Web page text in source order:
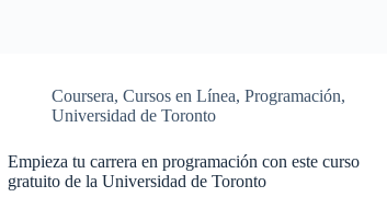
Coursera,Cursos en Línea,Programación,
Universidad de Toronto
Empieza tu carrera en programación con este curso
gratuito de la Universidad de Toronto